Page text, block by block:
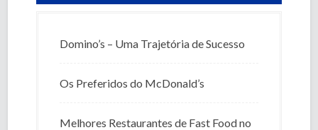
Domino’s – Uma Trajetória de Sucesso
Os Preferidos do McDonald’s
Melhores Restaurantes de Fast Food no